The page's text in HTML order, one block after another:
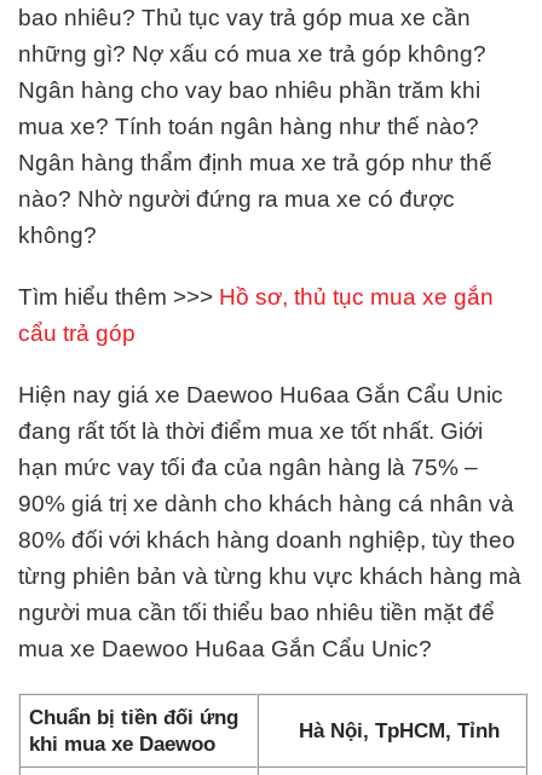
bao nhiêu? Thủ tục vay trả góp mua xe cần
những gì? Nợ xấu có mua xe trả góp không?
Ngân hàng cho vay bao nhiêu phần trăm khi
mua xe? Tính toán ngân hàng như thế nào?
Ngân hàng thẩm định mua xe trả góp như thế
nào? Nhờ người đứng ra mua xe có được
không?
Tìm hiểu thêm >>> Hồ sơ, thủ tục mua xe gắn
cẩu trả góp
Hiện nay giá xe Daewoo Hu6aa Gắn Cẩu Unic
đang rất tốt là thời điểm mua xe tốt nhất. Giới
hạn mức vay tối đa của ngân hàng là 75% –
90% giá trị xe dành cho khách hàng cá nhân và
80% đối với khách hàng doanh nghiệp, tùy theo
từng phiên bản và từng khu vực khách hàng mà
người mua cần tối thiểu bao nhiêu tiền mặt để
mua xe Daewoo Hu6aa Gắn Cẩu Unic?
Chuẩn bị tiền đối ứng
khi mua xe Daewoo
Hà Nội, TpHCM, Tỉnh